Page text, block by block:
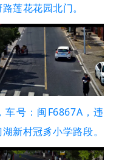
莲花花园北门。
号：闽F6867A，违
新村冠豸小学路段。